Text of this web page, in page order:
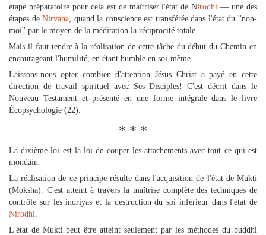
étape préparatoire pour cela est de maîtriser l'état de Nirodhi — une des
étapes deNirvana, quand la conscience est transférée dans l'état du ''non-
moi'' par le moyen de la méditation la réciprocité totale.
Mais il faut tendre à la réalisation de cette tâche du début du Chemin en
encourageant l'humilité, en étant humble en soi-même.
Laissons-nous opter combien d'attention Jésus Christ a payé en cette
direction de travail spirituel avec Ses Disciples! C'est décrit dans le
Nouveau Testament et présenté en une forme intégrale dans le livre
Écopsychologie (22).
* * *
La dixième loi est la loi de couper les attachements avec tout ce qui est
mondain.
La réalisation de ce principe résulte dans l'acquisition de l'état de Mukti
(Moksha). C'est atteint à travers la maîtrise complète des techniques de
contrôle sur les indriyas et la destruction du soi inférieur dans l'état de
Nirodhi.
L'état de Mukti peut être atteint seulement par les méthodes du buddhi